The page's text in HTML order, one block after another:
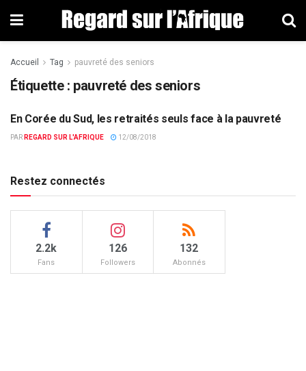
Accueil Tag pauvreté des seniors
Étiquette : pauvreté des seniors
ACTUALITÉS PAR PAYS
En Corée du Sud, les retraités seuls face à la pauvreté
PAR REGARD SUR L'AFRIQUE 12/08/2018
Restez connectés
2.2k
Fans
126
Followers
132
Abonnés